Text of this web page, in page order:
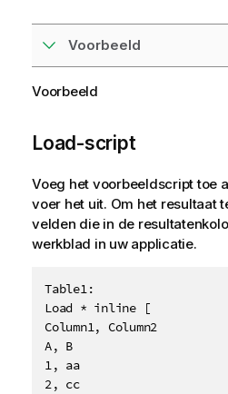
Voorbeeld
Voorbeeld
Load-script
Voeg het voorbeeldscript toe
voer het uit. Om het resultaat
velden die in de
werkblad in uw applicatie.
Table1:
Load * inline [
Column1, Column2
A, B
1, aa
2, cc